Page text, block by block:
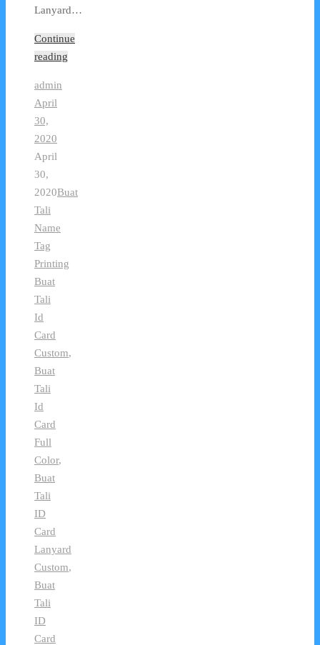
Lanyard…
Continue
reading
admin
April
30,
2020
April
30,
2020Buat
Tali
Name
Tag
Printing
Buat
Tali
Id
Card
Custom,
Buat
Tali
Id
Card
Full
Color,
Buat
Tali
ID
Card
Lanyard
Custom,
Buat
Tali
ID
Card